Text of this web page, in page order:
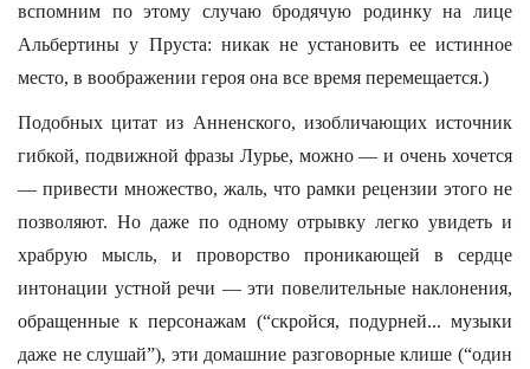
вспомним по этому случаю бродячую родинку на лице
Альбертины у Пруста: никак не установить ее истинное
место, в воображении героя она все время перемещается.)
Подобных цитат из Анненского, изобличающих источник
гибкой, подвижной фразы Лурье, можно — и очень хочется
— привести множество, жаль, что рамки рецензии этого не
позволяют. Но даже по одному отрывку легко увидеть и
храбрую мысль, и проворство проникающей в сердце
интонации устной речи — эти повелительные наклонения,
обращенные к персонажам (“скройся, подурней... музыки
даже не слушай”), эти домашние разговорные клише (“один